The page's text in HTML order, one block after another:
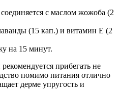
с маслом жожоба (2
(15 кап.) и витамин Е (2
на 15 минут.
прибегать не
помимо питания отлично
дерме упругость и